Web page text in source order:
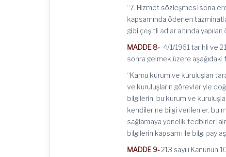
“7. Hizmet sözleşmesi sona
kapsamında ödenen
gibi çeşitli adlar altında
MADDE 8- 4/1/1961 tarihli ve
sonra gelmek üzere aşağıdaki
“Kamu kurum ve kuruluşları
ve kuruluşların görevleriyle
bilgilerin, bu kurum ve
kendilerine bilgi verilenler, bu
sağlamaya yönelik tedbirleri
bilgilerin kapsamı ile bilgi
MADDE 9-213 sayılı Kanunun